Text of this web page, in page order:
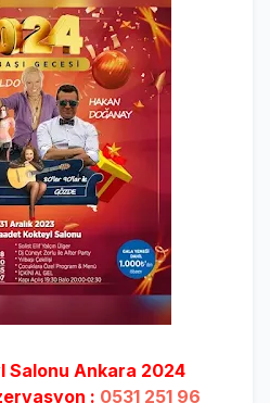
Salonu Ankara 2024
: 0531 251 96